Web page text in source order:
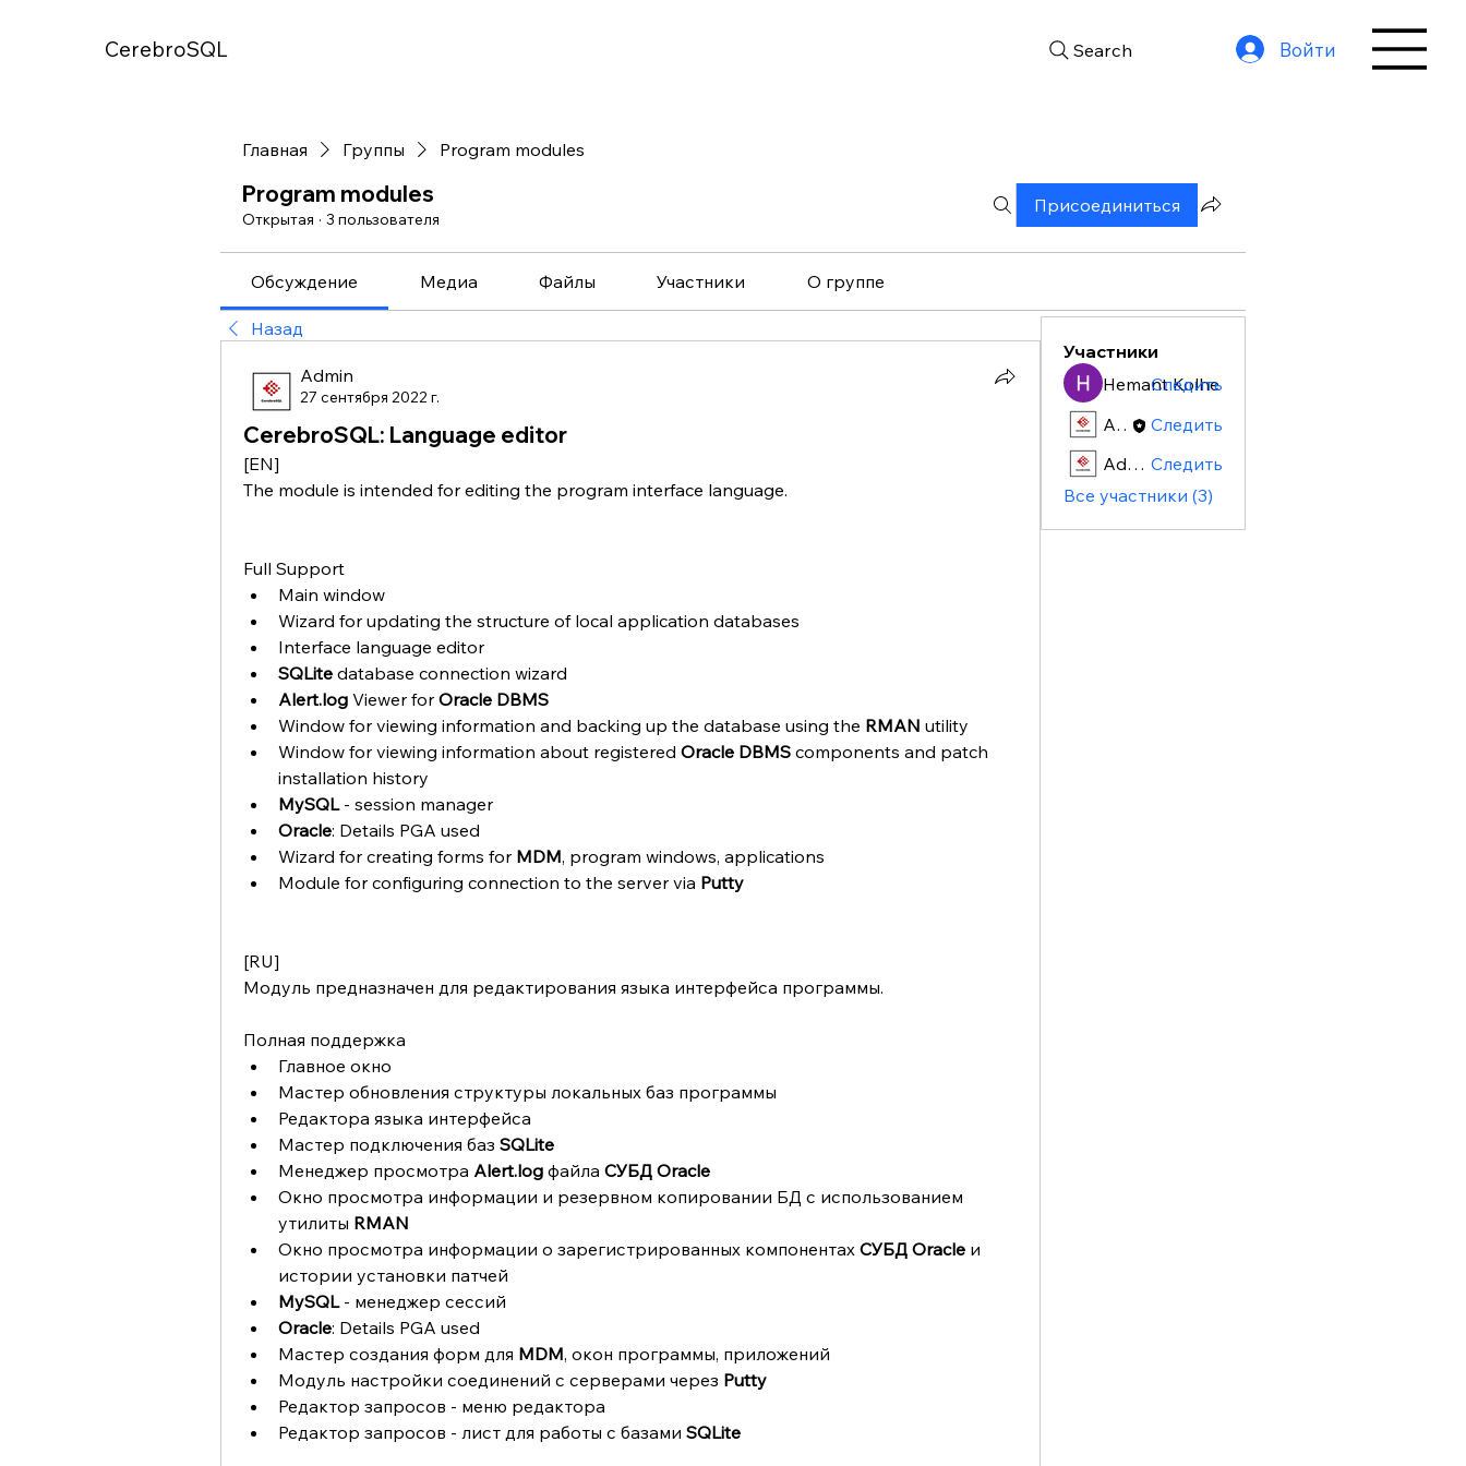
CerebroSQL Search Войти
Главная Группы Program modules
Program modules
Открытая · 3 пользователя
Присоединиться
Обсуждение Медиа Файлы Участники О группе
Назад
Admin
27 сентября 2022 г.
CerebroSQL: Language editor
[EN]
The module is intended for editing the program interface language.
Full Support
Main window
Wizard for updating the structure of local application databases
Interface language editor
SQLite database connection wizard
Alert.log Viewer for Oracle DBMS
Window for viewing information and backing up the database using the RMAN utility
Window for viewing information about registered Oracle DBMS components and patch
installation history
MySQL - session manager
Oracle: Details PGA used
Wizard for creating forms for MDM, program windows, applications
Module for configuring connection to the server via Putty
[RU]
Модуль предназначен для редактирования языка интерфейса программы.
Полная поддержка
Главное окно
Мастер обновления структуры локальных баз программы
Редактора языка интерфейса
Мастер подключения баз SQLite
Менеджер просмотра Alert.log файла СУБД Oracle
Окно просмотра информации и резервном копировании БД с использованием
утилиты RMAN
Окно просмотра информации о зарегистрированных компонентах СУБД Oracle и
истории установки патчей
MySQL - менеджер сессий
Oracle: Details PGA used
Мастер создания форм для MDM, окон программы, приложений
Модуль настройки соединений с серверами через Putty
Редактор запросов - меню редактора
Редактор запросов - лист для работы с базами SQLite
Участники
Hemant Kolhe
Следить
Admin
Следить
Admin Следить
Все участники (3)